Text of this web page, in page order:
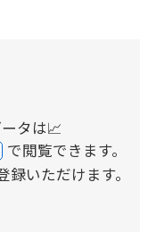
タは📈
で閲覧できます。
いただけます。